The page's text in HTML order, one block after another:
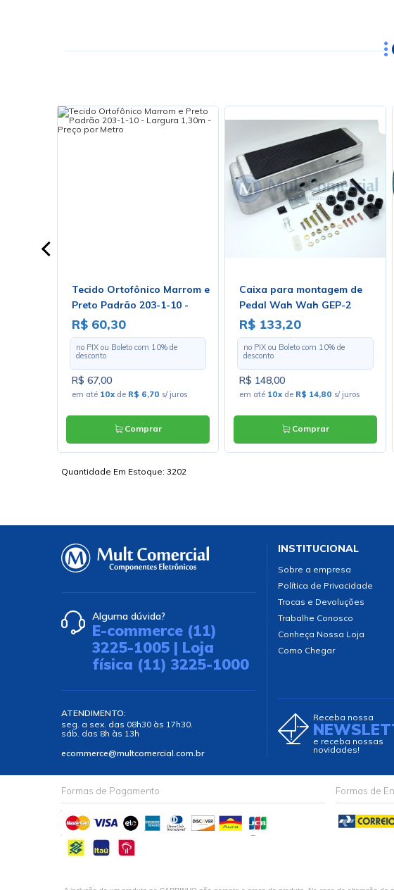
Tecido Ortofônico Marrom e
Preto Padrão 203-1-10 -
Largura 1,30m - Preço por
Metro
R$ 60,30
no PIX ou Boleto com 10% de
desconto
R$ 67,00
em até 10xde R$ 6,70 s/ juros
Comprar
Caixa para montagem de
Pedal Wah Wah GEP-2
R$ 133,20
no PIX ou Boleto com 10% de
desconto
R$ 148,00
em até 10xde R$ 14,80 s/ juros
Comprar
Quantidade Em Estoque: 3202
Alguma dúvida?
E-commerce (11)
3225-1005 | Loja
física (11) 3225-1000
ATENDIMENTO:
seg. a sex. das 08h30 às 17h30.
sáb. das 8h às 13h
ecommerce@multcomercial.com.br
INSTITUCIONAL
Sobre a empresa
Política de Privacidade
Trocas e Devoluções
Trabalhe Conosco
Conheça Nossa Loja
Como Chegar
Receba nossa
e receba nossas
novidades!
Formas de Pagamento Formas de